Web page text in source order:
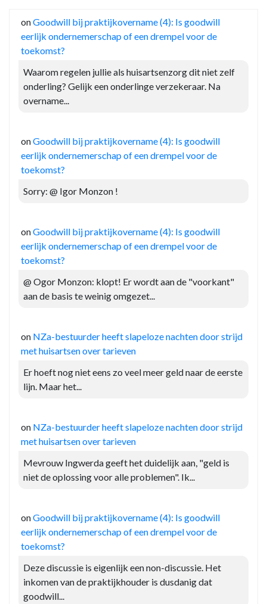
onGoodwill bij praktijkovername (4): Is goodwill
eerlijk ondernemerschap of een drempel voor de
toekomst?
Waarom regelen jullie als huisartsenzorg dit niet zelf
onderling? Gelijk een onderlinge verzekeraar. Na
overname...
onGoodwill bij praktijkovername (4): Is goodwill
eerlijk ondernemerschap of een drempel voor de
toekomst?
Sorry: @ Igor Monzon !
onGoodwill bij praktijkovername (4): Is goodwill
eerlijk ondernemerschap of een drempel voor de
toekomst?
@ Ogor Monzon: klopt! Er wordt aan de "voorkant"
aan de basis te weinig omgezet...
on NZa-bestuurder heeft slapeloze nachten door strijd
met huisartsen over tarieven
Er hoeft nog niet eens zo veel meer geld naar de eerste
lijn. Maar het...
on NZa-bestuurder heeft slapeloze nachten door strijd
met huisartsen over tarieven
Mevrouw Ingwerda geeft het duidelijk aan, "geld is
niet de oplossing voor alle problemen". Ik...
onGoodwill bij praktijkovername (4): Is goodwill
eerlijk ondernemerschap of een drempel voor de
toekomst?
Deze discussie is eigenlijk een non-discussie. Het
inkomen van de praktijkhouder is dusdanig dat
goodwill...